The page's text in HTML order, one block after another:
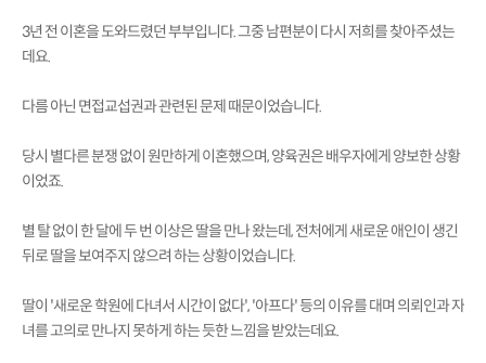
3년 전 이혼을 도와드렸던 부부입니다. 그중 남편분이 다시 저희를 찾아주셨는
데요.
다름 아닌 면접교섭권과 관련된 문제 때문이었습니다.
당시 별다른 분쟁 없이 원만하게 이혼했으며, 양육권은 배우자에게 양보한 상황
이었죠.
별 탈 없이 한 달에 두 번 이상은 딸을 만나 왔는데, 전처에게 새로운 애인이 생긴
뒤로 딸을 보여주지 않으려 하는 상황이었습니다.
딸이 '새로운 학원에 다녀서 시간이 없다', '아프다' 등의 이유를 대며 의뢰인과 자
녀를 고의로 만나지 못하게 하는 듯한 느낌을 받았는데요.